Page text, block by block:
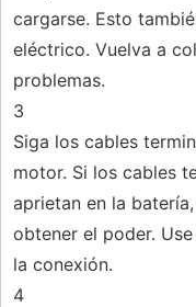
cargarse. Esto
eléctrico. Vuelva a
problemas.
3
Siga los cables
motor. Si los cables
aprietan en la
obtener el poder.
la conexión.
4